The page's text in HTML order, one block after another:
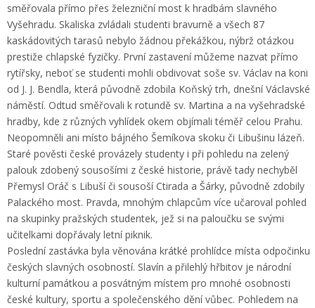
směřovala přímo přes železniční most k hradbám slavného
Vyšehradu. Skaliska zvládali studenti bravurně a všech 87
kaskádovitých tarasů nebylo žádnou překážkou, nýbrž otázkou
prestiže chlapské fyzičky. První zastavení můžeme nazvat přímo
rytířsky, neboť se studenti mohli obdivovat soše sv. Václav na koni
od J. J. Bendla, která původně zdobila Koňský trh, dnešní Václavské
náměstí. Odtud směřovali k rotundě sv. Martina a na vyšehradské
hradby, kde z různých vyhlídek okem objímali téměř celou Prahu.
Neopomněli ani místo bájného Šemíkova skoku či Libušinu lázeň.
Staré pověsti české provázely studenty i při pohledu na zelený
palouk zdobený sousošími z české historie, právě tady nechyběl
Přemysl Oráč s Libuší či sousoší Ctirada a Šárky, původně zdobily
Palackého most. Pravda, mnohým chlapcům více učaroval pohled
na skupinky pražských studentek, jež si na paloučku se svými
učitelkami dopřávaly letní piknik.
Poslední zastávka byla věnována krátké prohlídce místa odpočinku
českých slavných osobností. Slavín a přilehlý hřbitov je národní
kulturní památkou a posvátným místem pro mnohé osobnosti
české kultury, sportu a společenského dění vůbec. Pohledem na